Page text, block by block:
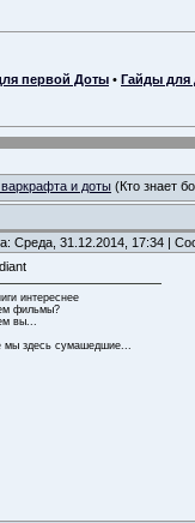
первой Доты • Гайды для
и доты (Кто знает
Среда, 31.12.2014, 17:34 |
интереснее
фильмы?
вы...
мы здесь сумашедшие...